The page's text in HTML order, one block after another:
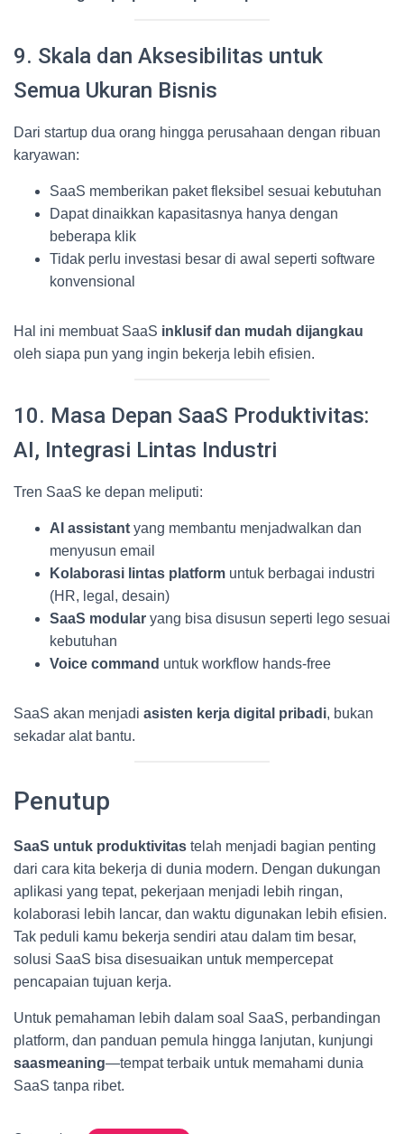
9. Skala dan Aksesibilitas untuk
Semua Ukuran Bisnis
Dari startup dua orang hingga perusahaan dengan ribuan
karyawan:
SaaS memberikan paket fleksibel sesuai kebutuhan
Dapat dinaikkan kapasitasnya hanya dengan
beberapa klik
Tidak perlu investasi besar di awal seperti software
konvensional
Hal ini membuat SaaS inklusif dan mudah dijangkau
oleh siapa pun yang ingin bekerja lebih efisien.
10. Masa Depan SaaS Produktivitas:
AI, Integrasi Lintas Industri
Tren SaaS ke depan meliputi:
AI assistant yang membantu menjadwalkan dan
menyusun email
Kolaborasi lintas platform untuk berbagai industri
(HR, legal, desain)
SaaS modular yang bisa disusun seperti lego sesuai
kebutuhan
Voice command untuk workflow hands-free
SaaS akan menjadi asisten kerja digital pribadi, bukan
sekadar alat bantu.
Penutup
SaaS untuk produktivitas telah menjadi bagian penting
dari cara kita bekerja di dunia modern. Dengan dukungan
aplikasi yang tepat, pekerjaan menjadi lebih ringan,
kolaborasi lebih lancar, dan waktu digunakan lebih efisien.
Tak peduli kamu bekerja sendiri atau dalam tim besar,
solusi SaaS bisa disesuaikan untuk mempercepat
pencapaian tujuan kerja.
Untuk pemahaman lebih dalam soal SaaS, perbandingan
platform, dan panduan pemula hingga lanjutan, kunjungi
saasmeaning—tempat terbaik untuk memahami dunia
SaaS tanpa ribet.